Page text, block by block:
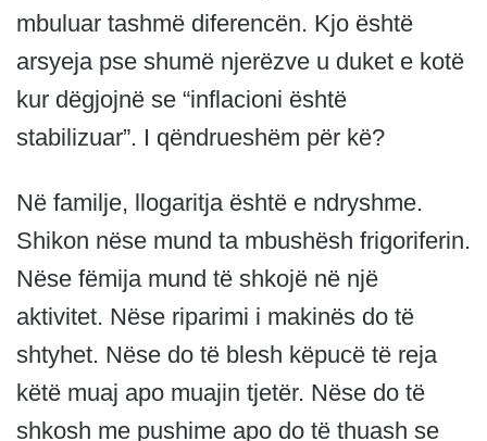
mbuluar tashmë diferencën. Kjo është
arsyeja pse shumë njerëzve u duket e kotë
kur dëgjojnë se “inflacioni është
stabilizuar”. I qëndrueshëm për kë?
Në familje, llogaritja është e ndryshme.
Shikon nëse mund ta mbushësh frigoriferin.
Nëse fëmija mund të shkojë në një
aktivitet. Nëse riparimi i makinës do të
shtyhet. Nëse do të blesh këpucë të reja
këtë muaj apo muajin tjetër. Nëse do të
shkosh me pushime apo do të thuash se